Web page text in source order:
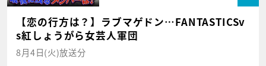
【恋の行方は？】ラブマゲドン…FANTASTICSv
s紅しょうがら女芸人軍団
8月4日(火)放送分